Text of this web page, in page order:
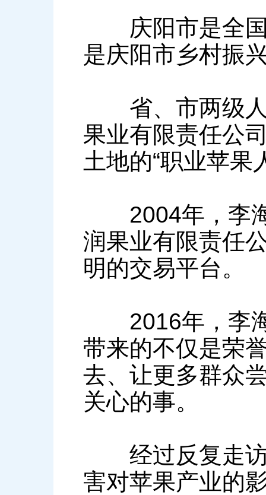
庆阳市是全国
是庆阳市乡村振
省、市两级人
果业有限责任公
土地的“职业苹果
2004年，李海
润果业有限责任
明的交易平台。
2016年，李海
带来的不仅是荣
去、让更多群众
关心的事。
经过反复走访
害对苹果产业的